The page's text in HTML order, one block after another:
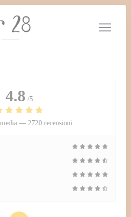
sui cookie
4.8 /5
media — 2720 recensioni